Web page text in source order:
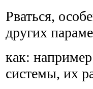
Рваться,
других
как:
системы, их